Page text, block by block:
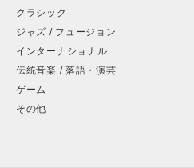
クラシック
ジャズ / フュージョン
インターナショナル
伝統音楽 / 落語・演芸
ゲーム
その他